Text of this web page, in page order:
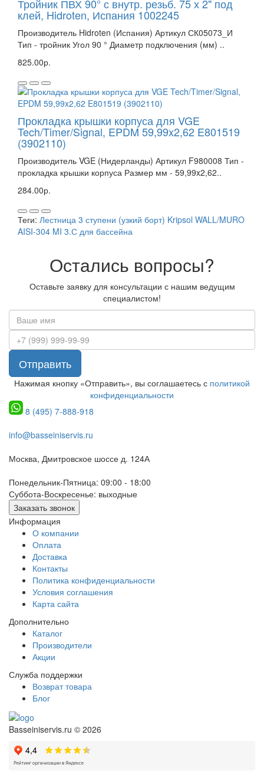
Тройник ПВХ 90° с внутр. резьб. 75 х 2" под
клей, Hidroten, Испания 1002245
Производитель Hidroten (Испания) Артикул СК05073_И
Тип - тройник Угол 90 ° Диаметр подключения (мм) ..
825.00р.
Прокладка крышки корпуса для VGE
Tech/Timer/Signal, EPDM 59,99x2,62 E801519
(3902110)
Производитель VGE (Нидерланды) Артикул F980008 Тип -
прокладка крышки корпуса Размер мм - 59,99x2,62..
284.00р.
Теги: Лестница 3 ступени (узкий борт) Kripsol WALL/MURO
AISI-304 MI 3.С для бассейна
Остались вопросы?
Оставьте заявку для консультации с нашим ведущим
специалистом!
Отправить
Нажимая кнопку «Отправить», вы соглашаетесь с политикой
конфиденциальности
8 (495) 7-888-918
info@basseiniservis.ru
Москва, Дмитровское шоссе д. 124А
Понедельник-Пятница: 09:00 - 18:00
Суббота-Воскресенье: выходные
Заказать звонок
Информация
О компании
Оплата
Доставка
Контакты
Политика конфиденциальности
Условия соглашения
Карта сайта
Дополнительно
Каталог
Производители
Акции
Служба поддержки
Возврат товара
Блог
Basseiniservis.ru © 2026